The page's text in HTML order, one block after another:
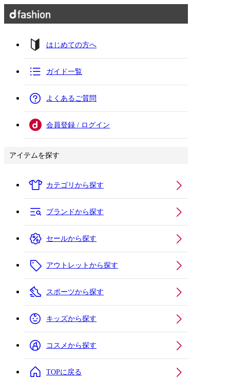
はじめての方へ
ガイド一覧
よくあるご質問
会員登録 / ログイン
アイテムを探す
カテゴリから探す
ブランドから探す
セールから探す
アウトレットから探す
スポーツから探す
キッズから探す
コスメから探す
TOPに戻る